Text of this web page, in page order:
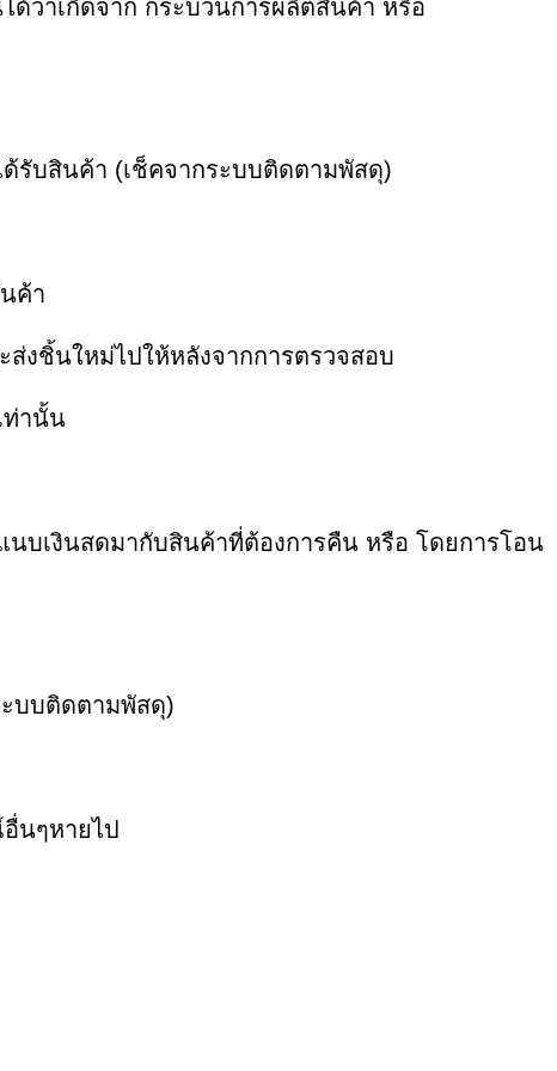
ด้ว่าเกิดจาก กระบวนการผลิตสินค้า หรือ
รับสินค้า (เช็คจากระบบติดตามพัสดุ)
ค้า
งชิ้นใหม่ไปให้หลังจากการตรวจสอบ
ท่านั้น
บเงินสดมากับสินค้าที่ต้องการคืน หรือ โดยการโอน
บบติดตามพัสดุ)
นๆหายไป